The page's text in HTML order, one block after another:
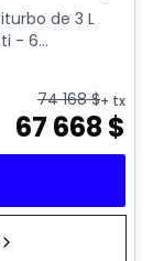
de 3 L
- 6...
74 168$+ tx
67 668 $